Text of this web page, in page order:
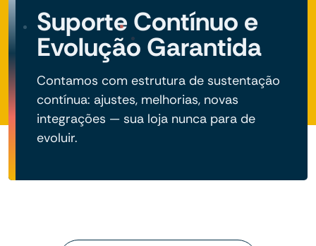
Suporte Contínuo e
Evolução Garantida
Contamos com estrutura de sustentação
contínua: ajustes, melhorias, novas
integrações — sua loja nunca para de
evoluir.